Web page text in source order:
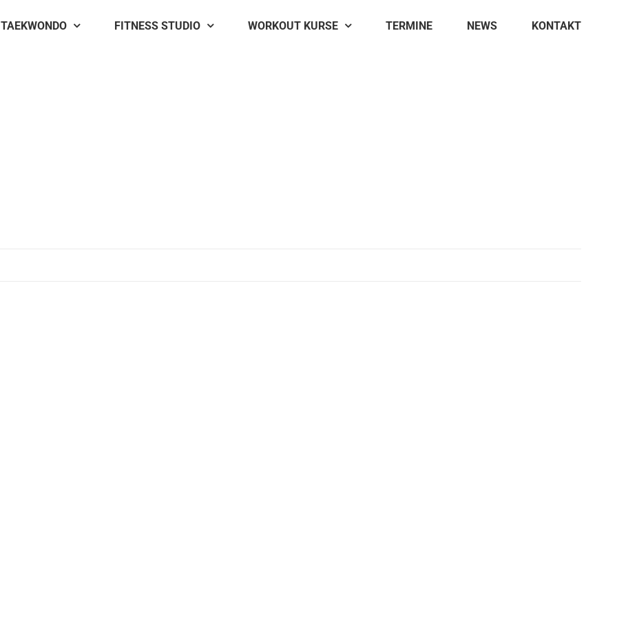
TAEKWONDO FITNESS STUDIO WORKOUT KURSE TERMINE NEWS KONTAKT